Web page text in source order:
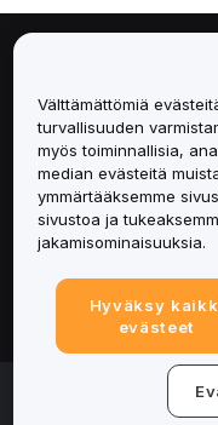
Palvelut
Tuki
Tuotteet
Lakiasiat
© 2025-2026
Välttämättömiä
turvallisuuden
myös toiminnallisia,
median evästeitä
ymmärtääksemme
sivustoa ja
jakamisominaisuuksia.
Hyväksy
evästeet